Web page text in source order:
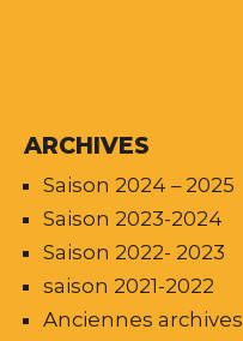
ARCHIVES
Saison 2024 – 2025
Saison 2023-2024
Saison 2022- 2023
saison 2021-2022
Anciennes archives